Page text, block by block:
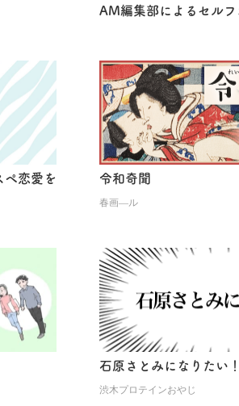
AM編集部によるセル
ペ恋愛を
令和奇聞
春画―ル
石原さとみになりたい！
渋木プロテインおやじ